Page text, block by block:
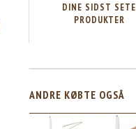
DINE SIDST SETE
PRODUKTER
ANDRE KØBTE OGSÅ